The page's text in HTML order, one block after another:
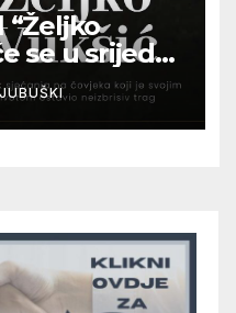
se u srijedu